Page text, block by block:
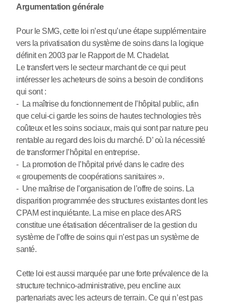
Argumentation générale
Pour le SMG, cette loi n’est qu’une étape supplémentaire
vers la privatisation du système de soins dans la logique
définit en 2003 par le Rapport de M. Chadelat.
Le transfert vers le secteur marchant de ce qui peut
intéresser les acheteurs de soins a besoin de conditions
qui sont :
- La maîtrise du fonctionnement de l’hôpital public, afin
que celui-ci garde les soins de hautes technologies très
coûteux et les soins sociaux, mais qui sont par nature peu
rentable au regard des lois du marché. D’ où la nécessité
de transformer l’hôpital en entreprise.
- La promotion de l’hôpital privé dans le cadre des
« groupements de coopérations sanitaires ».
- Une maîtrise de l’organisation de l’offre de soins. La
disparition programmée des structures existantes dont les
CPAM est inquiétante. La mise en place des ARS
constitue une étatisation décentraliser de la gestion du
système de l’offre de soins qui n’est pas un système de
santé.
Cette loi est aussi marquée par une forte prévalence de la
structure technico-administrative, peu encline aux
partenariats avec les acteurs de terrain. Ce qui n’est pas